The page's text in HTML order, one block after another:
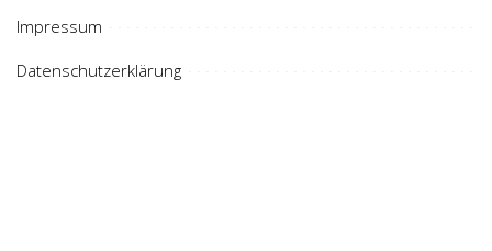
Impressum
Datenschutzerklärung